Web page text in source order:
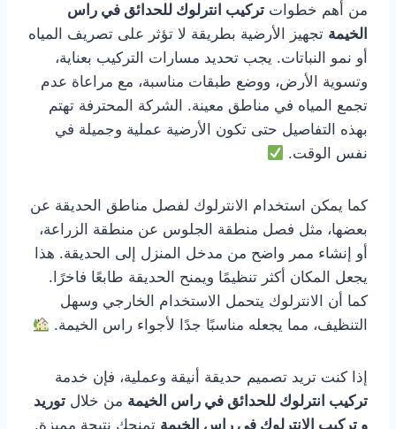
من أهم خطوات تركيب انترلوك للحدائق في راس
الخيمة تجهيز الأرضية بطريقة لا تؤثر على تصريف المياه
أو نمو النباتات. يجب تحديد مسارات التركيب بعناية،
وتسوية الأرض، ووضع طبقات مناسبة، مع مراعاة عدم
تجمع المياه في مناطق معينة. الشركة المحترفة تهتم
بهذه التفاصيل حتى تكون الأرضية عملية وجميلة في
نفس الوقت.
كما يمكن استخدام الانترلوك لفصل مناطق الحديقة عن
بعضها، مثل فصل منطقة الجلوس عن منطقة الزراعة،
أو إنشاء ممر واضح من مدخل المنزل إلى الحديقة. هذا
يجعل المكان أكثر تنظيمًا ويمنح الحديقة طابعًا فاخرًا.
كما أن الانترلوك يتحمل الاستخدام الخارجي وسهل
التنظيف، مما يجعله مناسبًا جدًا لأجواء راس الخيمة.
إذا كنت تريد تصميم حديقة أنيقة وعملية، فإن خدمة
تركيب انترلوك للحدائق في راس الخيمة من خلال توريد
و تركيب الانترلوك في راس الخيمة تمنحك نتيجة مميزة.